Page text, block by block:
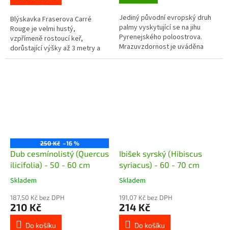
Blýskavka Fraserova Carré
Rouge je velmi hustý,
vzpřímeně rostoucí keř,
dorůstající výšky až 3 metry a
šířky 2 metry. Růst je středně
Jediný původní evropský druh
palmy vyskytující se na jihu
Pyrenejského poloostrova.
Mrazuvzdornost je uváděna
-12°C, se zakrytím ještě více.
250 Kč –16 %
Dub cesmínolistý (Quercus
ilicifolia) - 50 - 60 cm
Skladem
187,50 Kč bez DPH
210 Kč
Do košíku
Ibišek syrský (Hibiscus
syriacus) - 60 - 70 cm
Skladem
191,07 Kč bez DPH
214 Kč
Do košíku